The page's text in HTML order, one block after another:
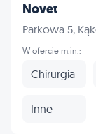
Novet
Parkowa 5,
W ofercie m.in.:
Chirurgia
Inne